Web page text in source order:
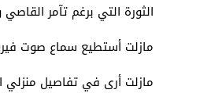
الثورة التي برغم تآمر
مازلت أستطيع سماع صوت
مازلت أرى في تفاصيل منزلي